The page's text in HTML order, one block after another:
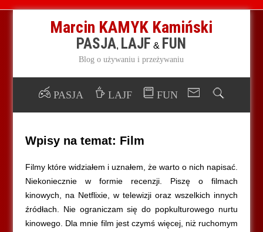
Marcin KAMYK Kamiński
PASJA, LAJF & FUN
Blog o używaniu i przeżywaniu
PASJA LAJF FUN
Wpisy na temat: Film
Filmy które widziałem i uznałem, że warto o nich napisać.
Niekoniecznie w formie recenzji. Piszę o filmach
kinowych, na Netflixie, w telewizji oraz wszelkich innych
źródłach. Nie ograniczam się do popkulturowego nurtu
kinowego. Dla mnie film jest czymś więcej, niż ruchomym